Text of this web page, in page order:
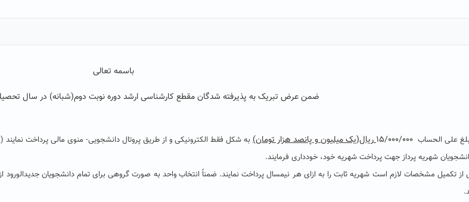
باسمه تعالی
ضمن عرض تبریک به پذیرفته شدگان مقطع کارشناسی ارشد دوره نوبت دوم(شبانه) در سال تحصیلی ۱۳۹۶ به اطلاع می
علی الحساب ۱۵/۰۰۰/۰۰۰ ریال(یک میلیون و پانصد هزار تومان) به شکل فقط الکترونیکی و از طریق پروتال دانشجویی- منوی مالی پرداخت
شهریه پرداز جهت پرداخت شهریه خود، خودداری فرمایند.
پس از تکمیل مشخصات لازم است شهریه ثابت را به ازای هر نیمسال پرداخت نمایند. ضمناً انتخاب واحد به صورت گروهی برای تمام دانشجویان